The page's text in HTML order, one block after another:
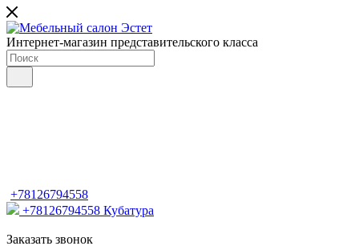
Интернет-магазин представительского класса
+78126794558
+78126794558 Кубатура
Заказать звонок